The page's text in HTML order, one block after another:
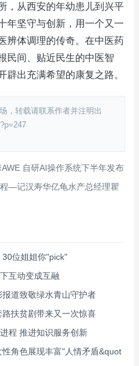
从西安的年幼患儿到兴平
年坚守与创新，用一个又一
辨体调理的传奇。在中医药
民间、贴近民生的中医智
辟出充满希望的康复之路。
，转载请联系作者并注明出
自研AI操作系统下半年发布
—记汉寿华亿龟水产总经理瞿
30位姐姐你"pick"
互动变成互融
报道致敬绿水青山守护者
路扶贫剧带来又一次惊喜
程 推进知识服务创新
性角色展现丰富"人情矛盾&quot